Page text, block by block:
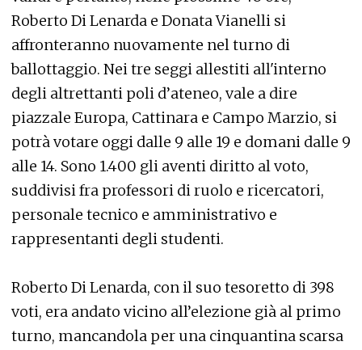
Roberto Di Lenarda e Donata Vianelli si
affronteranno nuovamente nel turno di
ballottaggio. Nei tre seggi allestiti all'interno
degli altrettanti poli d’ateneo, vale a dire
piazzale Europa, Cattinara e Campo Marzio, si
potrà votare oggi dalle 9 alle 19 e domani dalle 9
alle 14. Sono 1.400 gli aventi diritto al voto,
suddivisi fra professori di ruolo e ricercatori,
personale tecnico e amministrativo e
rappresentanti degli studenti.
Roberto Di Lenarda, con il suo tesoretto di 398
voti, era andato vicino all’elezione già al primo
turno, mancandola per una cinquantina scarsa